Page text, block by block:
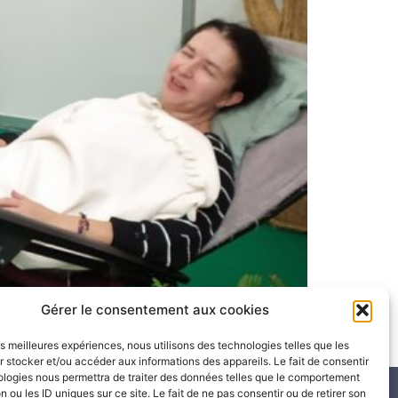
Gérer le consentement aux cookies
meilleures expériences, nous utilisons des technologies telles que les
stocker et/ou accéder aux informations des appareils. Le fait de consentir
nous permettra de traiter des données telles que le comportement
ou les ID uniques sur ce site. Le fait de ne pas consentir ou de retirer son